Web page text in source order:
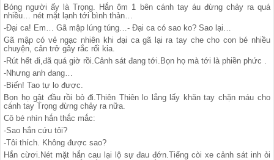
Bóng người ấy là Trọng. Hắn ôm 1 bên cánh tay áu đừng chảy ra quá
nhiều… nét mặt lạnh tới bình thản…
-Đại ca! Em… Gã mập lúng túng…- Đại ca có sao ko? Sao lại…
Gã mập có vẻ ngạc nhiên khi đại ca gã lại ra tay che cho con bé nhiều
chuyện, cản trở gây rắc rối kia.
-Rút hết đi,đã quá giờ rồi.Cảnh sát đang tới.Bọn họ mà tới là phiền phức .
-Nhưng anh đang…
-Biến! Tao tự lo được.
Bọn họ gật đầu rồi bỏ đi.Thiên Thiên lo lắng lấy khăn tay chặn máu cho
cánh tay Trọng đừng chảy ra nữa.
Cô bé nhìn hắn thắc mắc:
-Sao hắn cứu tôi?
-Tôi thích. Không được sao?
Hắn cừơi.Nét mặt hắn cau lại lộ sự đau đớn.Tiếng còi xe cảnh sát inh ỏi